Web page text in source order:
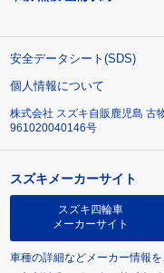
安全データシート(SDS)
個人情報について
株式会社 スズキ自販鹿児島 古
961020040146号
スズキメーカーサイト
スズキ四輪車
メーカーサイト
車種の詳細などメーカー情報